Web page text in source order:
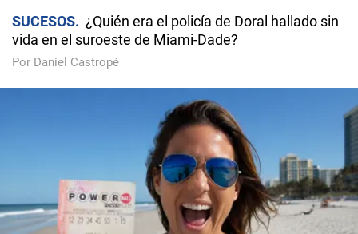
SUCESOS
¿Quién era el policía de Doral hallado sin
vida en el suroeste de Miami-Dade?
Por Daniel Castropé